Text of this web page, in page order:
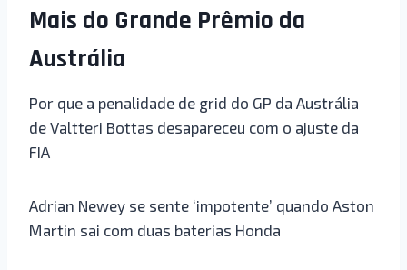
Mais do Grande Prêmio da
Austrália
Por que a penalidade de grid do GP da Austrália
de Valtteri Bottas desapareceu com o ajuste da
FIA
Adrian Newey se sente ‘impotente’ quando Aston
Martin sai com duas baterias Honda